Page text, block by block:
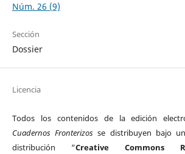
Núm. 26 (9)
Sección
Dossier
Licencia
Todos los contenidos de la edición
Cuadernos Fronterizos se distribuyen bajo
distribución “Creative Commons